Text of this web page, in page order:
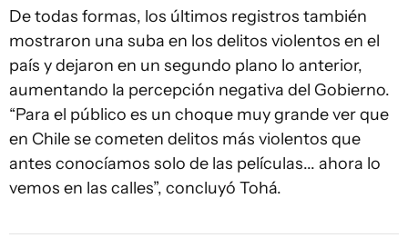
De todas formas, los últimos registros también
mostraron una suba en los delitos violentos en el
país y dejaron en un segundo plano lo anterior,
aumentando la percepción negativa del Gobierno.
“Para el público es un choque muy grande ver que
en Chile se cometen delitos más violentos que
antes conocíamos solo de las películas... ahora lo
vemos en las calles”, concluyó Tohá.